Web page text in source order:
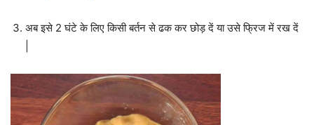
अब इसे 2 घंटे के लिए किसी बर्तन से ढक कर छोड़ दें या उसे फ्रिज में रख दें